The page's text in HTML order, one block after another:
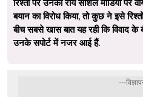
रिश्तों पर उनकी राय सोशल मीडिया पर
बयान का विरोध किया, तो कुछ ने इसे
बीच सबसे खास बात यह रही कि विवाद
उनके सपोर्ट में नजर आई हैं.
---